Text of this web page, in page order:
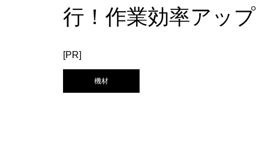
行！作業効率アップ
[PR]
機材